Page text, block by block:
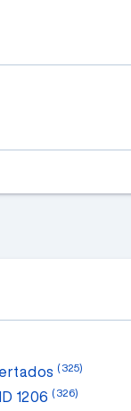
(325)
1206 (326)